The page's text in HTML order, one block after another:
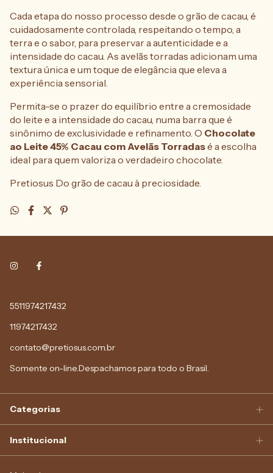
Cada etapa do nosso processo desde o grão de cacau, é
cuidadosamente controlada, respeitando o tempo, a
terra e o sabor, para preservar a autenticidade e a
intensidade do cacau. As avelãs torradas adicionam uma
textura única e um toque de elegância que eleva a
experiência sensorial.
Permita-se o prazer do equilíbrio entre a cremosidade
do leite e a intensidade do cacau, numa barra que é
sinônimo de exclusividade e refinamento. O Chocolate
ao Leite 45% Cacau com Avelãs Torradasé a escolha
ideal para quem valoriza o verdadeiro chocolate.
Pretiosus Do grão de cacau à preciosidade.
5511974217432
11974217432
contato@pretiosus.com.br
Somente on-line.Despachamos para todo o Brasil.
Categorias
Institucional